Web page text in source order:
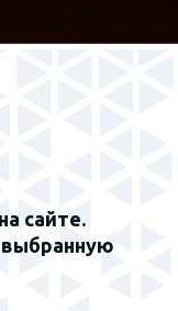
сайте.
выбранную